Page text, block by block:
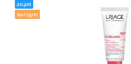
акция
выгодно